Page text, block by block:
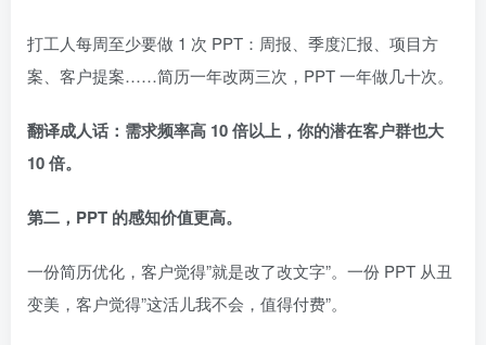
打工人每周至少要做 1 次 PPT：周报、季度汇报、项目方
案、客户提案……简历一年改两三次，PPT 一年做几十次。
翻译成人话：需求频率高 10 倍以上，你的潜在客户群也大
10 倍。
第二，PPT 的感知价值更高。
一份简历优化，客户觉得”就是改了改文字”。一份 PPT 从丑
变美，客户觉得”这活儿我不会，值得付费”。